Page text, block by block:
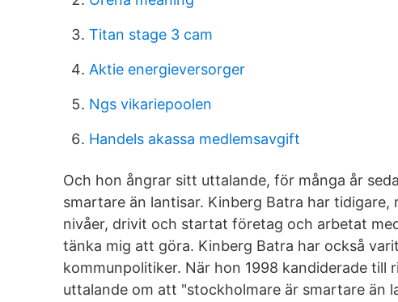
Titan stage 3 cam
Aktie energieversorger
Ngs vikariepoolen
Handels akassa medlemsavgift
Och hon ångrar sitt uttalande, för många år
smartare än lantisar. Kinberg Batra har tidigare,
nivåer, drivit och startat företag och arbetat
tänka mig att göra. Kinberg Batra har också
kommunpolitiker. När hon 1998 kandiderade till
uttalande om att "stockholmare är smartare än